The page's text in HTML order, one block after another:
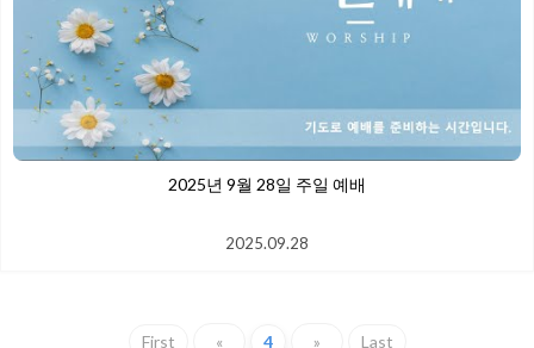
2025년 9월 28일 주일 예배
2025.09.28
First « 4 » Last